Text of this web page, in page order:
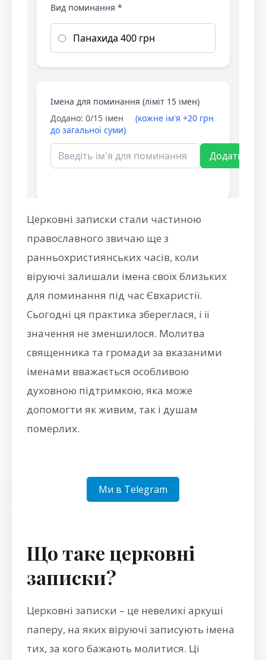
Церковні записки стали частиною
православного звичаю ще з
ранньохристиянських часів, коли
віруючі залишали імена своїх близьких
для поминання під час Євхаристії.
Сьогодні ця практика збереглася, і її
значення не зменшилося. Молитва
священника та громади за вказаними
іменами вважається особливою
духовною підтримкою, яка може
допомогти як живим, так і душам
померлих.
Ми в Telegram
Що таке церковні
записки?
Церковні записки – це невеликі аркуші
паперу, на яких віруючі записують імена
тих, за кого бажають молитися. Ці